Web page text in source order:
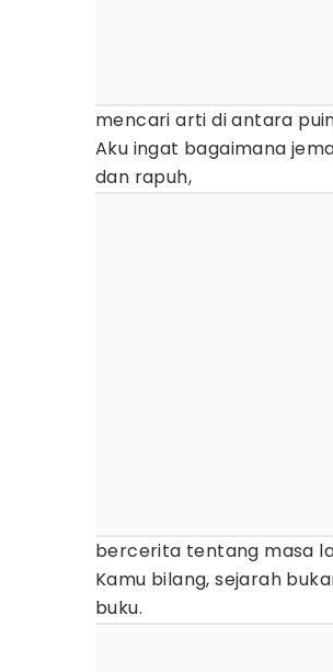
mencari arti di antara
Aku ingat bagaimana
dan rapuh,
bercerita tentang masa
Kamu bilang, sejarah
buku.